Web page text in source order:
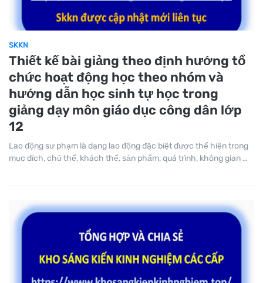
SKKN
Thiết kế bài giảng theo định hướng tổ
chức hoạt động học theo nhóm và
hướng dẫn học sinh tự học trong
giảng dạy môn giáo dục công dân lớp
12
Lao động sư phạm là dạng lao động đặc biệt được thể hiện trong
mục đích, chủ thể, khách thể, sản phẩm, quá trình, không gian …